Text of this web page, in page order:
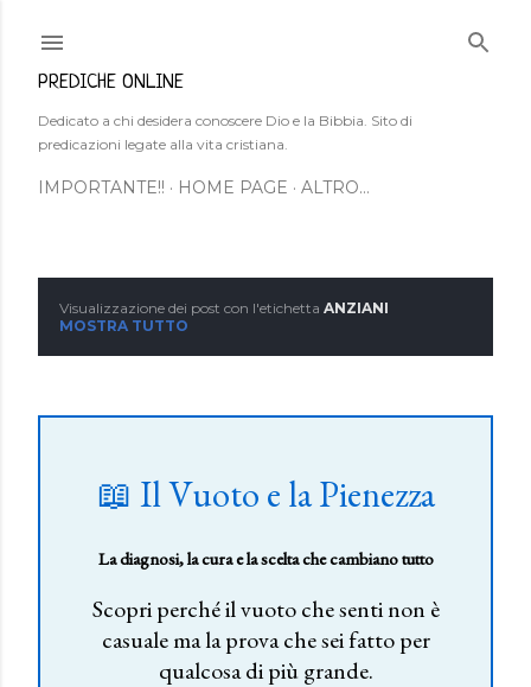
PREDICHE ONLINE
Dedicato a chi desidera conoscere Dio e la Bibbia. Sito di
predicazioni legate alla vita cristiana.
IMPORTANTE!! HOME PAGE ALTRO…
s
Visualizzazione dei post con l'etichetta ANZIANI
MOSTRA TUTTO
📖 Il Vuoto e la Pienezza
La diagnosi, la cura e la scelta che cambiano tutto
Scopri perché il vuoto che senti non è
casuale ma la prova che sei fatto per
qualcosa di più grande.